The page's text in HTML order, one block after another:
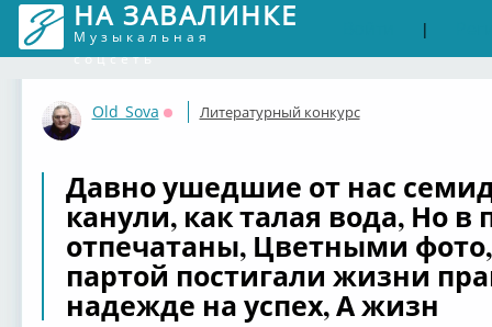
НА ЗАВАЛИНКЕ
Музыкальная
соцсеть
|
Old_Sova
Оффлайн
Литературный конкурс
Давно ушедшие от нас
канули, как талая вода, Но
отпечатаны, Цветными
партой постигали жизни
надежде на успех, А жизн